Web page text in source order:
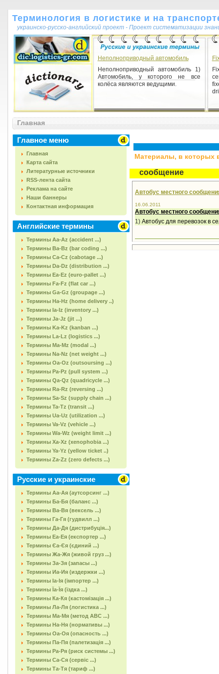
Терминология в логистике и на
украинско-русско-английский проект - Проект систематизации
Неполноприводный автомобиль
Неполноприводный автомобиль 1)
Автомобиль, у которого не все
колёса являются ведущими.
Главная
Главное меню
Главная
Карта сайта
Литературные источники
RSS-лента сайта
Реклама на сайте
Наши баннеры
Контактная информация
Английские термины
Термины Aa-Az (accident ...)
Термины Ba-Bz (bar coding ...)
Термины Ca-Cz (cabotage ...)
Термины Da-Dz (distribution ...)
Термины Ea-Ez (euro-pallet ...)
Термины Fa-Fz (flat car ...)
Термины Ga-Gz (groupage ...)
Термины Ha-Hz (home delivery ..)
Термины Ia-Iz (inventory ...)
Термины Ja-Jz (jit ...)
Термины Ka-Kz (kanban ...)
Термины La-Lz (logistics ...)
Термины Ma-Mz (modal ...)
Термины Na-Nz (net weight ...)
Термины Oa-Oz (outsoursing ...)
Термины Pa-Pz (pull system ...)
Термины Qa-Qz (quadricycle ...)
Термины Ra-Rz (reversing ...)
Термины Sa-Sz (supply chain ...)
Термины Ta-Tz (transit ...)
Термины Ua-Uz (utilization ...)
Термины Va-Vz (vehicle ...)
Термины Wa-Wz (weight limit ...)
Термины Xa-Xz (xenophobia ...)
Термины Ya-Yz (yellow ticket ..)
Термины Za-Zz (zero defects ...)
Русские и украинские
Термины Аа-Ая (аутсорсинг ...)
Термины Ба-Бя (баланс ...)
Термины Ва-Вя (вексель ...)
Термины Га-Гя (гудвилл ...)
Термины Да-Дя (дистрибуція...)
Термины Еа-Ея (експортер ...)
Термины Єа-Єя (єдиний ...)
Термины Жа-Жя (живой груз ...)
Термины За-Зя (запасы ...)
Термины Иа-Ия (издержки ...)
Термины Іа-Ія (імпортер ...)
Термины Їа-Їя (їздка ...)
Термины Ка-Кя (кастомізація ...)
Термины Ла-Ля (логистика ...)
Термины Ма-Мя (метод АВС ...)
Термины На-Ня (нормативы ...)
Термины Оа-Оя (опасность ...)
Термины Па-Пя (палетизація ...)
Термины Ра-Ря (риск системы ...)
Термины Са-Ся (сервіс ...)
Термины Та-Тя (тариф ...)
Материалы, в которых
сообщение
Автобус местного
16.06.2011
Автобус местного
1) Автобус для перевозок в